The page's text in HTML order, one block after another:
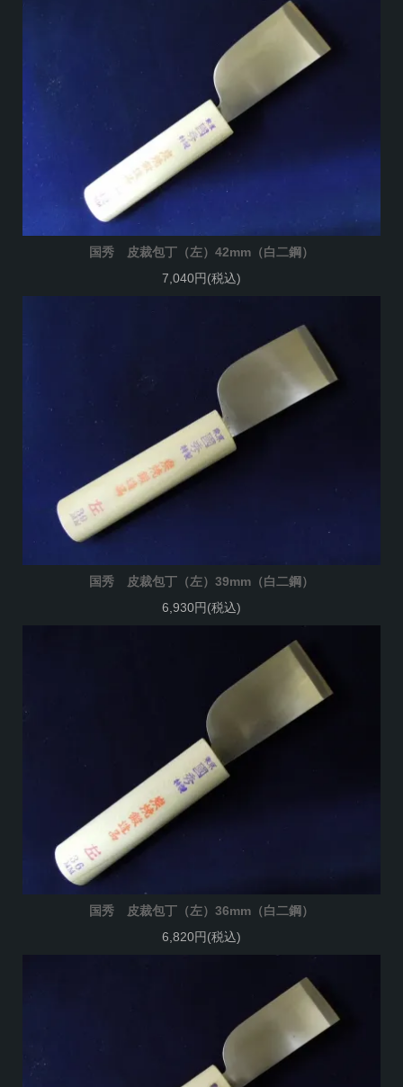
国秀 皮裁包丁（左）42mm（白二鋼）
7,040円(税込)
国秀 皮裁包丁（左）39mm（白二鋼）
6,930円(税込)
国秀 皮裁包丁（左）36mm（白二鋼）
6,820円(税込)